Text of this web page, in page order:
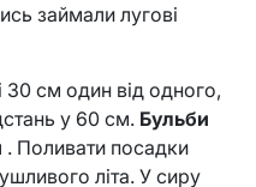
займали лугові
30 см один від одного,
у 60 см. Бульби
. Поливати посадки
літа. У сиру